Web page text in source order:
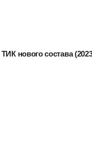
нового состава